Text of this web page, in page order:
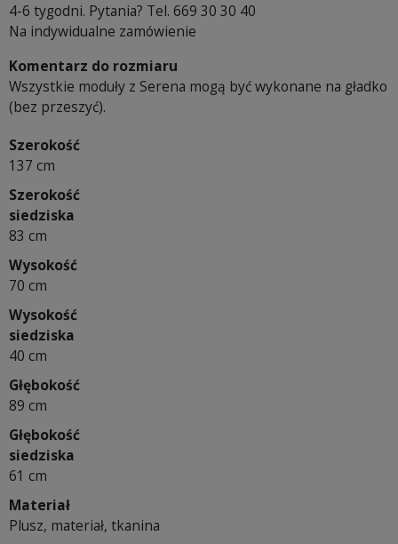
4-6 tygodni. Pytania? Tel. 669 30 30 40
Na indywidualne zamówienie
Komentarz do rozmiaru
Wszystkie moduły z Serena mogą być wykonane na gładko
(bez przeszyć).
Szerokość
137 cm
Szerokość
siedziska
83 cm
Wysokość
70 cm
Wysokość
siedziska
40 cm
Głębokość
89 cm
Głębokość
siedziska
61 cm
Materiał
Plusz, materiał, tkanina